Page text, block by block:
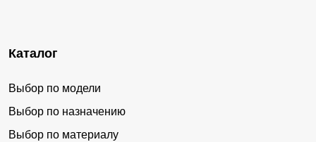
Каталог
Выбор по модели
Выбор по назначению
Выбор по материалу